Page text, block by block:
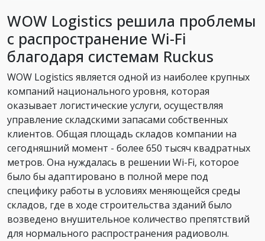
WOW Logistics решила проблемы
с распространение Wi-Fi
благодаря системам Ruckus
WOW Logistics является одной из наиболее крупных
компаний национального уровня, которая
оказывает логистические услуги, осуществляя
управление складскими запасами собственных
клиентов. Общая площадь складов компании на
сегодняшний момент - более 650 тысяч квадратных
метров. Она нуждалась в решении Wi-Fi, которое
было бы адаптировано в полной мере под
специфику работы в условиях меняющейся среды
складов, где в ходе строительства зданий было
возведено внушительное количество препятствий
для нормального распространения радиоволн.